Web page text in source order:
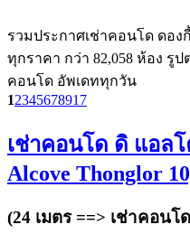
รวมประกาศเช่าคอนโด ดอง
ทุกราคา กว่า 82,058 ห้อง รู
คอนโด อัพเดททุกวัน
12345678917
เช่าคอนโด ดิ แอล
Alcove Thonglor
(24 เมตร ==> เช่าคอนโ